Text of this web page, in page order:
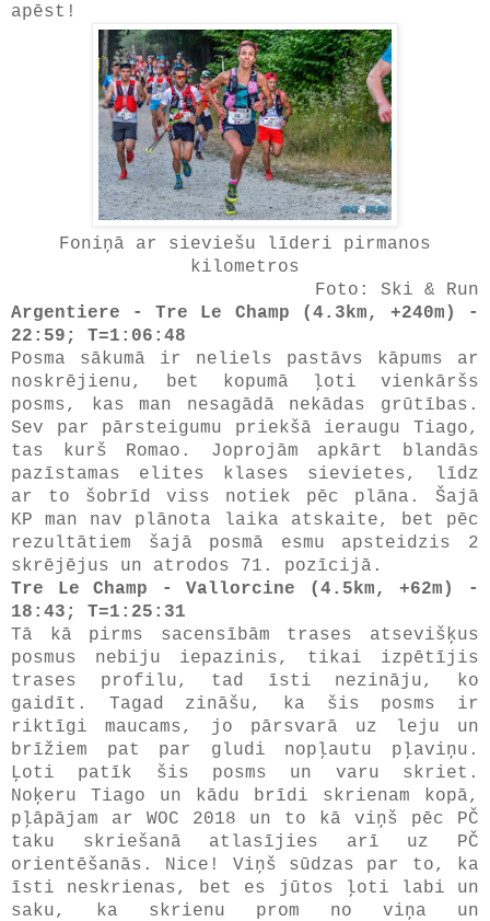
apēst!
Foniņā ar sieviešu līderi pirmanos
kilometros
Foto: Ski & Run
Argentiere - Tre Le Champ (4.3km, +240m) -
22:59; T=1:06:48
Posma sākumā ir neliels pastāvs kāpums ar
noskrējienu, bet kopumā ļoti vienkāršs
posms, kas man nesagādā nekādas grūtības.
Sev par pārsteigumu priekšā ieraugu Tiago,
tas kurš Romao. Joprojām apkārt blandās
pazīstamas elites klases sievietes, līdz
ar to šobrīd viss notiek pēc plāna. Šajā
KP man nav plānota laika atskaite, bet pēc
rezultātiem šajā posmā esmu apsteidzis 2
skrējējus un atrodos 71. pozīcijā.
Tre Le Champ - Vallorcine (4.5km, +62m) -
18:43; T=1:25:31
Tā kā pirms sacensībām trases atsevišķus
posmus nebiju iepazinis, tikai izpētījis
trases profilu, tad īsti nezināju, ko
gaidīt. Tagad zināšu, ka šis posms ir
riktīgi maucams, jo pārsvarā uz leju un
brīžiem pat par gludi nopļautu pļaviņu.
Ļoti patīk šis posms un varu skriet.
Noķeru Tiago un kādu brīdi skrienam kopā,
pļāpājam ar WOC 2018 un to kā viņš pēc PČ
taku skriešanā atlasījies arī uz PČ
orientēšanās. Nice! Viņš sūdzas par to, ka
īsti neskrienas, bet es jūtos ļoti labi un
saku, ka skrienu prom no viņa un